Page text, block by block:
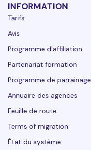
INFORMATION
Tarifs
Avis
Programme d'affiliation
Partenariat formation
Programme de parrainage
Annuaire des agences
Feuille de route
Terms of migration
État du système